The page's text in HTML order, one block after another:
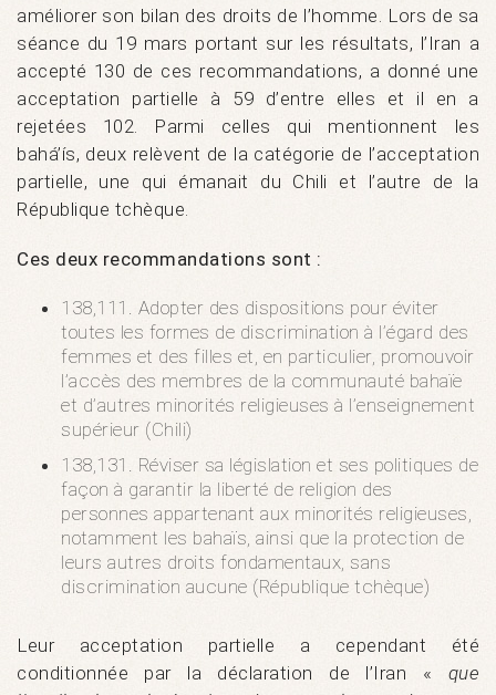
améliorer son bilan des droits de l’homme. Lors de sa
séance du 19 mars portant sur les résultats, l’Iran a
accepté 130 de ces recommandations, a donné une
acceptation partielle à 59 d’entre elles et il en a
rejetées 102. Parmi celles qui mentionnent les
bahá’ís, deux relèvent de la catégorie de l’acceptation
partielle, une qui émanait du Chili et l’autre de la
République tchèque.
Ces deux recommandations sont :
138,111. Adopter des dispositions pour éviter
toutes les formes de discrimination à l’égard des
femmes et des filles et, en particulier, promouvoir
l’accès des membres de la communauté bahaïe
et d’autres minorités religieuses à l’enseignement
supérieur (Chili)
138,131. Réviser sa législation et ses politiques de
façon à garantir la liberté de religion des
personnes appartenant aux minorités religieuses,
notamment les bahaïs, ainsi que la protection de
leurs autres droits fondamentaux, sans
discrimination aucune (République tchèque)
Leur acceptation partielle a cependant été
conditionnée par la déclaration de l’Iran « que